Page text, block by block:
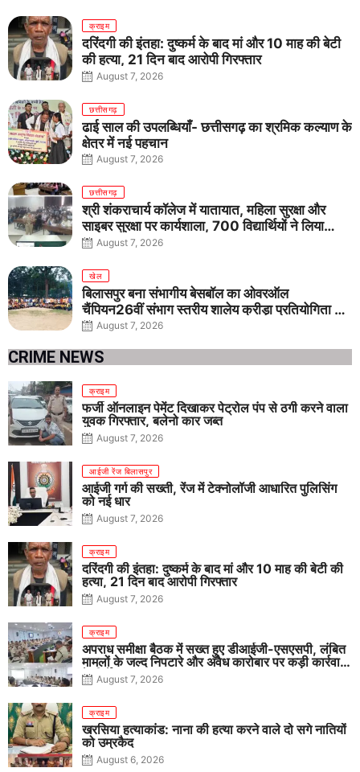
क्राइम
दरिंदगी की इंतहा: दुष्कर्म के बाद मां और 10 माह की बेटी
की हत्या, 21 दिन बाद आरोपी गिरफ्तार
August 7, 2026
छत्तीसगढ़
ढाई साल की उपलब्धियाँ- छत्तीसगढ़ का श्रमिक कल्याण के
क्षेत्र में नई पहचान
August 7, 2026
छत्तीसगढ़
श्री शंकराचार्य कॉलेज में यातायात, महिला सुरक्षा और
साइबर सुरक्षा पर कार्यशाला, 700 विद्यार्थियों ने लिया
जागरूकता का संकल्प
August 7, 2026
खेल
बिलासपुर बना संभागीय बेसबॉल का ओवरऑल
चैंपियन26वीं संभाग स्तरीय शालेय क्रीड़ा प्रतियोगिता में
तीनों आयु वर्गों में शानदार प्रदर्शन
August 7, 2026
CRIME NEWS
क्राइम
फर्जी ऑनलाइन पेमेंट दिखाकर पेट्रोल पंप से ठगी करने वाला
युवक गिरफ्तार, बलेनो कार जब्त
August 7, 2026
आईजी रेंज बिलासपुर
आईजी गर्ग की सख्ती, रेंज में टेक्नोलॉजी आधारित पुलिसिंग
को नई धार
August 7, 2026
क्राइम
दरिंदगी की इंतहा: दुष्कर्म के बाद मां और 10 माह की बेटी की
हत्या, 21 दिन बाद आरोपी गिरफ्तार
August 7, 2026
क्राइम
अपराध समीक्षा बैठक में सख्त हुए डीआईजी-एसएसपी, लंबित
मामलों के जल्द निपटारे और अवैध कारोबार पर कड़ी कार्रवाई
के निर्देश
August 7, 2026
क्राइम
खरसिया हत्याकांड: नाना की हत्या करने वाले दो सगे नातियों
को उम्रकैद
August 6, 2026